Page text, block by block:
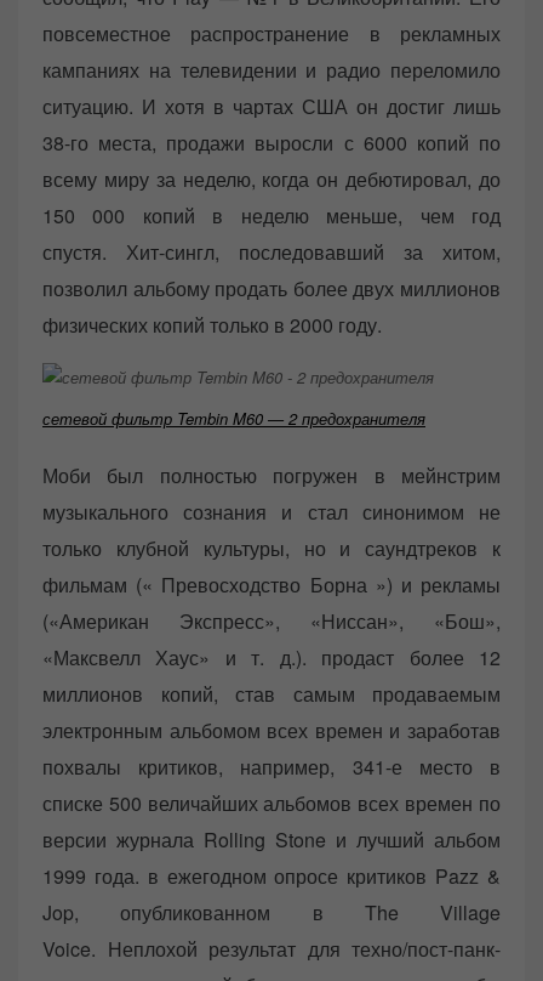
повсеместное распространение в рекламных
кампаниях на телевидении и радио переломило
ситуацию. И хотя в чартах США он достиг лишь
38-го места, продажи выросли с 6000 копий по
всему миру за неделю, когда он дебютировал, до
150 000 копий в неделю меньше, чем год
спустя. Хит-сингл, последовавший за хитом,
позволил альбому продать более двух миллионов
физических копий только в 2000 году.
сетевой фильтр Tembin M60 — 2 предохранителя
Моби был полностью погружен в мейнстрим
музыкального сознания и стал синонимом не
только клубной культуры, но и саундтреков к
фильмам (« Превосходство Борна ») и рекламы
(«Американ Экспресс», «Ниссан», «Бош»,
«Максвелл Хаус» и т. д.). продаст более 12
миллионов копий, став самым продаваемым
электронным альбомом всех времен и заработав
похвалы критиков, например, 341-е место в
списке 500 величайших альбомов всех времен по
версии журнала Rolling Stone и лучший альбом
1999 года. в ежегодном опросе критиков Pazz &
Jop, опубликованном в The Village
Voice. Неплохой результат для техно/пост-панк-